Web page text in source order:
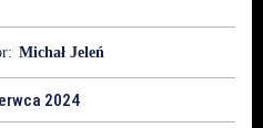
Michał Jeleń
2024